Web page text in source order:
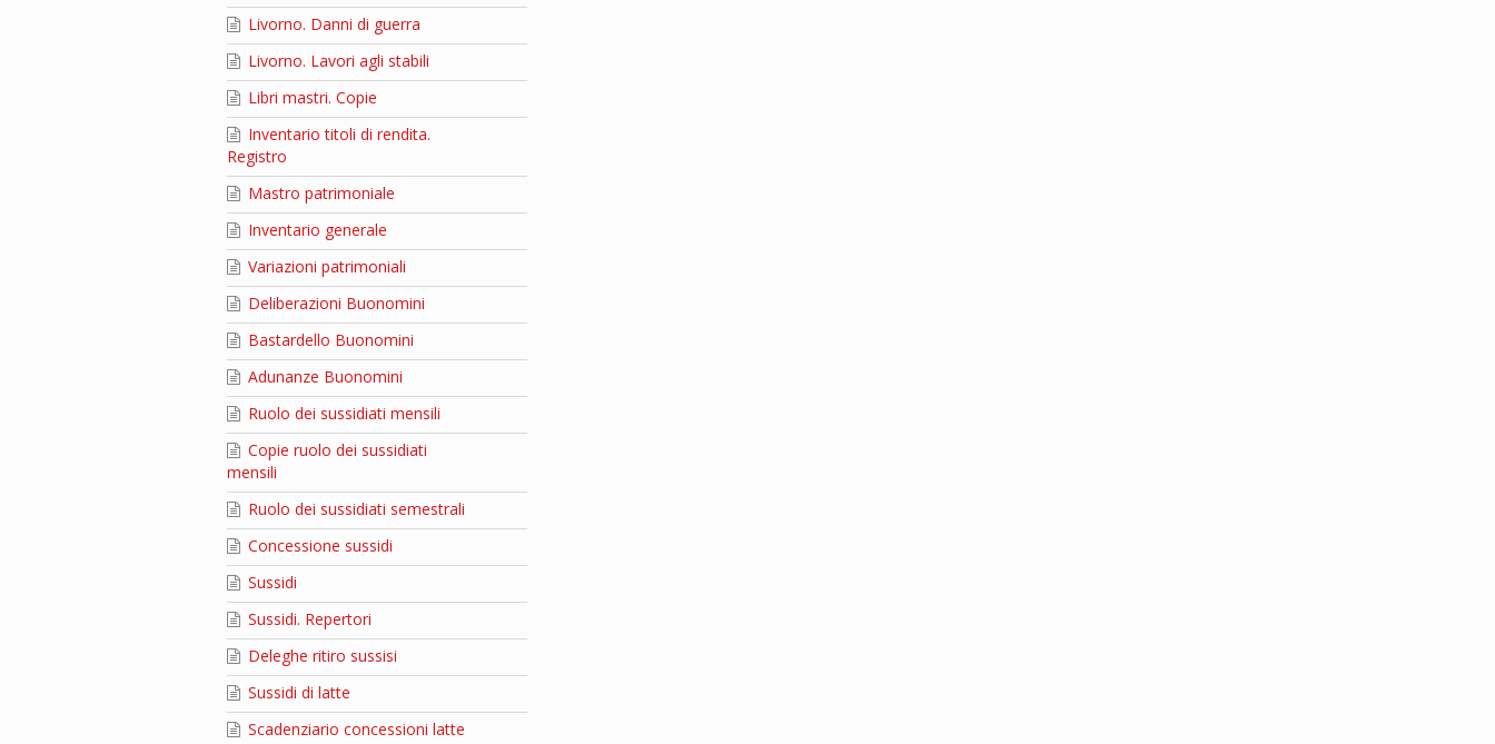
Livorno. Danni di guerra
Livorno. Lavori agli stabili
Libri mastri. Copie
Inventario titoli di rendita.
Registro
Mastro patrimoniale
Inventario generale
Variazioni patrimoniali
Deliberazioni Buonomini
Bastardello Buonomini
Adunanze Buonomini
Ruolo dei sussidiati mensili
Copie ruolo dei sussidiati
mensili
Ruolo dei sussidiati semestrali
Concessione sussidi
Sussidi
Sussidi. Repertori
Deleghe ritiro sussisi
Sussidi di latte
Scadenziario concessioni latte